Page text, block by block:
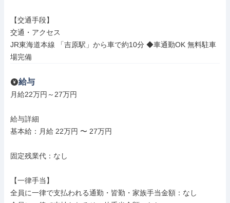
【交通手段】
交通・アクセス
JR東海道本線 「吉原駅」から車で約10分 ◆車通勤OK 無料駐車
場完備
給与
月給22万円～27万円
給与詳細
基本給：月給 22万円 〜 27万円
固定残業代：なし
【一律手当】
全員に一律で支払われる通勤・皆勤・家族手当金額：なし